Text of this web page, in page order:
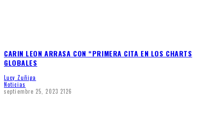
CARIN LEON ARRASA CON “PRIMERA CITA EN LOS CHARTS
GLOBALES
Lucy Zuñiga
Noticias
septiembre 25, 2023 2126